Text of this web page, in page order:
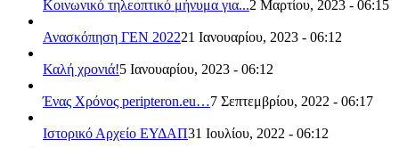
Κοινωνικό τηλεοπτικό μήνυμα για...2 Μαρτίου, 2023 - 06:15
Ανασκόπηση ΓΕΝ 202221 Ιανουαρίου, 2023 - 06:12
Καλή χρονιά!5 Ιανουαρίου, 2023 - 06:12
Ένας Χρόνος peripteron.eu…7 Σεπτεμβρίου, 2022 - 06:17
Ιστορικό Αρχείο ΕΥΔΑΠ31 Ιουλίου, 2022 - 06:12